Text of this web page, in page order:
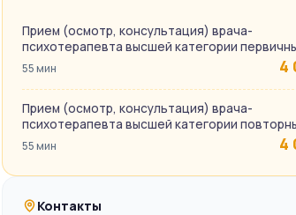
Прием (осмотр, консультация) врача-
психотерапевта высшей категории
55 мин 4
Прием (осмотр, консультация) врача-
психотерапевта высшей категории
55 мин 4
Контакты